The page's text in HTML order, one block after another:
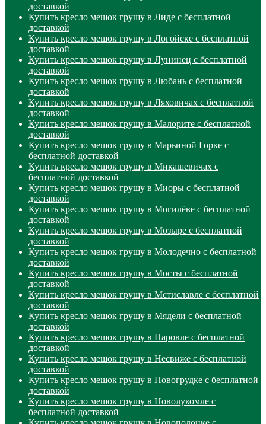
доставкой
Купить кресло мешок грушу в Лиде с бесплатной
доставкой
Купить кресло мешок грушу в Логойске с бесплатной
доставкой
Купить кресло мешок грушу в Лунинец с бесплатной
доставкой
Купить кресло мешок грушу в Любань с бесплатной
доставкой
Купить кресло мешок грушу в Ляховичах с бесплатной
доставкой
Купить кресло мешок грушу в Малорите с бесплатной
доставкой
Купить кресло мешок грушу в Марьиной Горке с
бесплатной доставкой
Купить кресло мешок грушу в Микашевичах с
бесплатной доставкой
Купить кресло мешок грушу в Миоры с бесплатной
доставкой
Купить кресло мешок грушу в Могилёве с бесплатной
доставкой
Купить кресло мешок грушу в Мозыре с бесплатной
доставкой
Купить кресло мешок грушу в Молодечно с бесплатной
доставкой
Купить кресло мешок грушу в Мосты с бесплатной
доставкой
Купить кресло мешок грушу в Мстиславле с бесплатной
доставкой
Купить кресло мешок грушу в Мядели с бесплатной
доставкой
Купить кресло мешок грушу в Наровле с бесплатной
доставкой
Купить кресло мешок грушу в Несвиже с бесплатной
доставкой
Купить кресло мешок грушу в Новогрудке с бесплатной
доставкой
Купить кресло мешок грушу в Новолукомле с
бесплатной доставкой